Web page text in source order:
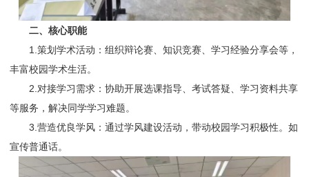
二、核心职能
1.策划学术活动：组织辩论赛、知识竞赛、学习经验分享会等，
丰富校园学术生活。
2.对接学习需求：协助开展选课指导、考试答疑、学习资料共享
等服务，解决同学学习难题。
3.营造优良学风：通过学风建设活动，带动校园学习积极性。如
宣传普通话。